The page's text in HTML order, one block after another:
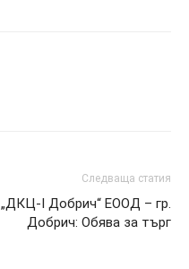
Следваща статия
„ДКЦ-І Добрич“ EООД – гр.
Добрич: Обява за търг